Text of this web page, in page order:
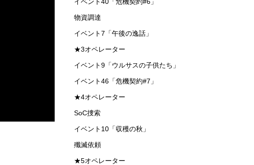
物資調達
イベント7「午後の逸話」
★3オペレーター
イベント9「ウルサスの子供たち」
イベント46「危機契約#7」
★4オペレーター
SoC捜索
イベント10「収穫の秋」
殲滅依頼
★5オペレーター